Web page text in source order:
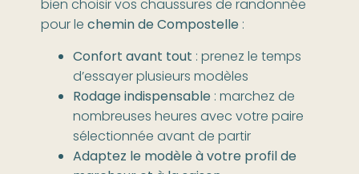
bien choisir vos chaussures de randonnée
pour lechemin de Compostelle:
Confort avant tout : prenez le temps
d’essayer plusieurs modèles
Rodage indispensable: marchez de
nombreuses heures avec votre paire
sélectionnée avant de partir
Adaptez le modèle à votre profil de